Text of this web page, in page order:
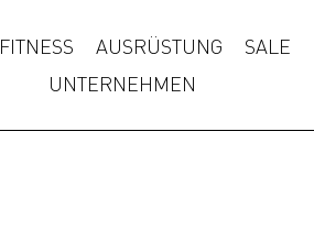
FITNESS AUSRÜSTUNG SALE
UNTERNEHMEN